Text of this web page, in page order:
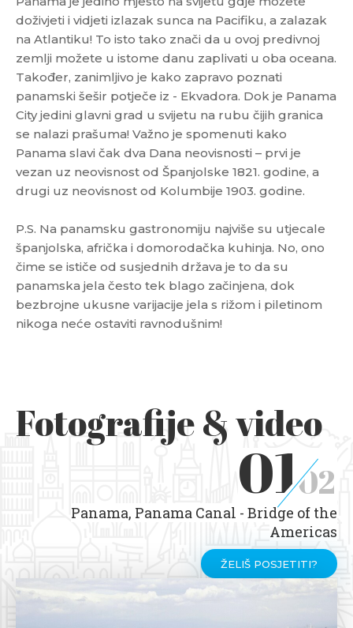
doživjeti i vidjeti izlazak sunca na Pacifiku, a zalazak
na Atlantiku! To isto tako znači da u ovoj predivnoj
zemlji možete u istome danu zaplivati u oba oceana.
Također, zanimljivo je kako zapravo poznati
panamski šešir potječe iz - Ekvadora. Dok je Panama
City jedini glavni grad u svijetu na rubu čijih granica
se nalazi prašuma! Važno je spomenuti kako
Panama slavi čak dva Dana neovisnosti – prvi je
vezan uz neovisnost od Španjolske 1821. godine, a
drugi uz neovisnost od Kolumbije 1903. godine.
P.S. Na panamsku gastronomiju najviše su utjecale
španjolska, afrička i domorodačka kuhinja. No, ono
čime se ističe od susjednih država je to da su
panamska jela često tek blago začinjena, dok
bezbrojne ukusne varijacije jela s rižom i piletinom
nikoga neće ostaviti ravnodušnim!
Fotografije & video
0102
Panama, Panama Canal - Bridge of the
Americas
ŽELIŠ POSJETITI?